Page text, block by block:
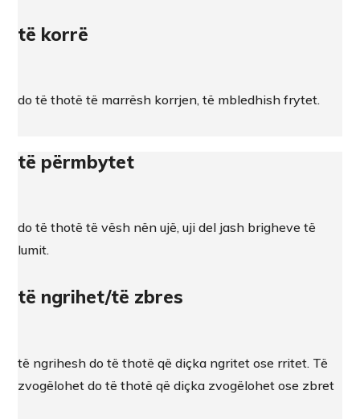
të korrë
do të thotë të marrësh korrjen, të mbledhish frytet.
të përmbytet
do të thotë të vësh nën ujë, uji del jash brigheve të
lumit.
të ngrihet/të zbres
të ngrihesh do të thotë që diçka ngritet ose rritet. Të
zvogëlohet do të thotë që diçka zvogëlohet ose zbret